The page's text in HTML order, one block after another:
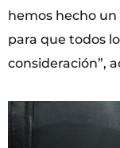
hemos hecho
para que todos
consideración”,